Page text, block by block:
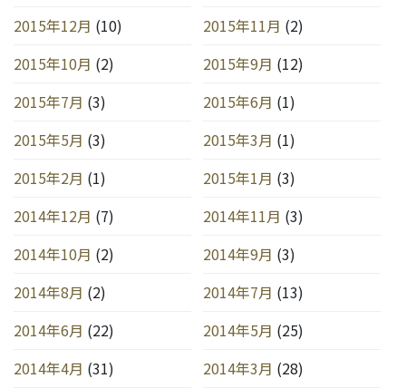
2015年12月 (10) 2015年11月 (2)
2015年10月 (2) 2015年9月 (12)
2015年7月 (3) 2015年6月 (1)
2015年5月 (3) 2015年3月 (1)
2015年2月 (1) 2015年1月 (3)
2014年12月 (7) 2014年11月 (3)
2014年10月 (2) 2014年9月 (3)
2014年8月 (2) 2014年7月 (13)
2014年6月 (22) 2014年5月 (25)
2014年4月 (31) 2014年3月 (28)